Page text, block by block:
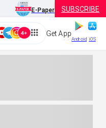
E-Paper SUBSCRIBE
Get App
Android iOS